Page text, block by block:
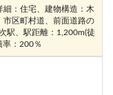
：住宅、建物構造：木
区町村道、前面道路の
駅、駅距離：1,200m(徒
率：200％